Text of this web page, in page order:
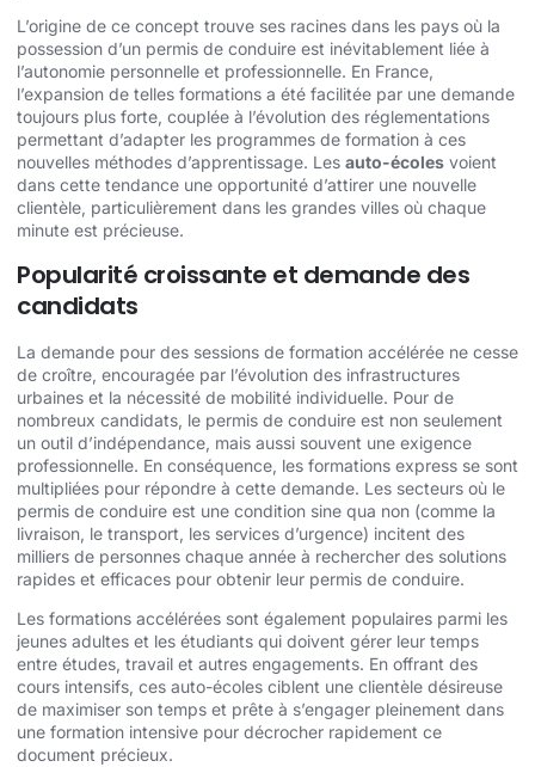
L’origine de ce concept trouve ses racines dans les pays où la
possession d’un permis de conduire est inévitablement liée à
l’autonomie personnelle et professionnelle. En France,
l’expansion de telles formations a été facilitée par une demande
toujours plus forte, couplée à l’évolution des réglementations
permettant d’adapter les programmes de formation à ces
nouvelles méthodes d’apprentissage. Les auto-écoles voient
dans cette tendance une opportunité d’attirer une nouvelle
clientèle, particulièrement dans les grandes villes où chaque
minute est précieuse.
Popularité croissante et demande des
candidats
La demande pour des sessions de formation accélérée ne cesse
de croître, encouragée par l’évolution des infrastructures
urbaines et la nécessité de mobilité individuelle. Pour de
nombreux candidats, le permis de conduire est non seulement
un outil d’indépendance, mais aussi souvent une exigence
professionnelle. En conséquence, les formations express se sont
multipliées pour répondre à cette demande. Les secteurs où le
permis de conduire est une condition sine qua non (comme la
livraison, le transport, les services d’urgence) incitent des
milliers de personnes chaque année à rechercher des solutions
rapides et efficaces pour obtenir leur permis de conduire.
Les formations accélérées sont également populaires parmi les
jeunes adultes et les étudiants qui doivent gérer leur temps
entre études, travail et autres engagements. En offrant des
cours intensifs, ces auto-écoles ciblent une clientèle désireuse
de maximiser son temps et prête à s’engager pleinement dans
une formation intensive pour décrocher rapidement ce
document précieux.